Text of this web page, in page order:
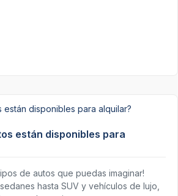
están disponibles para
de autos que puedas imaginar!
hasta SUV y vehículos de lujo,